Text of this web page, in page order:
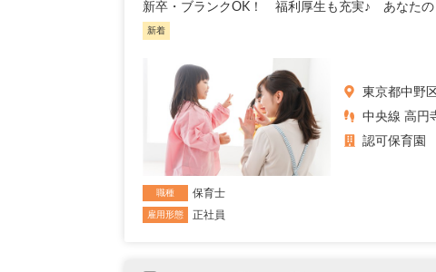
新卒・ブランクOK！ 福利厚生も充実♪ あなたの
新着
東京都中野区
中央線 高円
認可保育園
職種 保育士
雇用形態 正社員